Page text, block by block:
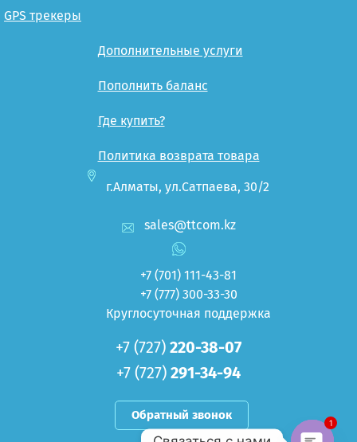
GPS трекеры
Дополнительные услуги
Пополнить баланс
Где купить?
Политика возврата товара
г.Алматы, ул.Сатпаева, 30/2
sales@ttcom.kz
+7 (701) 111-43-81
+7 (777) 300-33-30
Круглосуточная поддержка
+7 (727) 220-38-07
+7 (727) 291-34-94
Обратный звонок
1